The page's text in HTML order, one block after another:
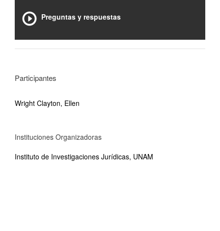
Preguntas y respuestas
Participantes
Wright Clayton, Ellen
Instituciones Organizadoras
Instituto de Investigaciones Jurídicas, UNAM